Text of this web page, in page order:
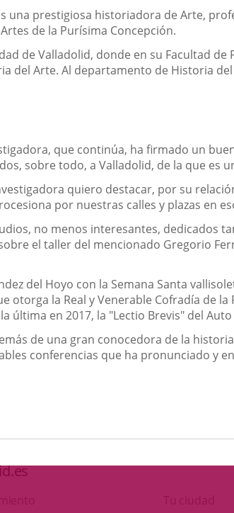
una prestigiosa historiadora de Arte,
de la Purísima Concepción.
de Valladolid, donde en su Facultad
del Arte. Al departamento de Historia
que continúa, ha firmado un
sobre todo, a Valladolid, de la que es
quiero destacar, por su
por nuestras calles y plazas en
no menos interesantes, dedicados
el taller del mencionado Gregorio
del Hoyo con la Semana Santa
otorga la Real y Venerable Cofradía de
última en 2017, la "Lectio Brevis" del
de una gran conocedora de la
conferencias que ha pronunciado y